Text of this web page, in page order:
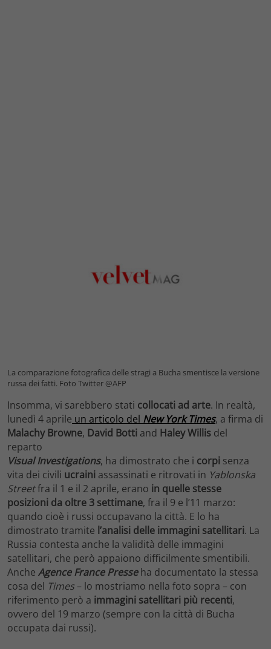
La comparazione fotografica delle stragi a Bucha smentisce la versione
russa dei fatti. Foto Twitter @AFP
Insomma, vi sarebbero stati collocati ad arte. In realtà,
lunedì 4 aprile un articolo del New York Times, a firma di
Malachy Browne, David Botti and Haley Willis del
reparto
Visual Investigations, ha dimostrato che i corpi senza
vita dei civili ucraini assassinati e ritrovati in Yablonska
Streetfra il 1 e il 2 aprile, erano in quelle stesse
posizioni da oltre 3 settimane, fra il 9 e l’11 marzo:
quando cioè i russi occupavano la città. E lo ha
dimostrato tramite l’analisi delle immagini satellitari. La
Russia contesta anche la validità delle immagini
satellitari, che però appaiono difficilmente smentibili.
Anche Agence France Presseha documentato la stessa
cosa del Times– lo mostriamo nella foto sopra – con
riferimento però a immagini satellitari più recenti,
ovvero del 19 marzo (sempre con la città di Bucha
occupata dai russi).